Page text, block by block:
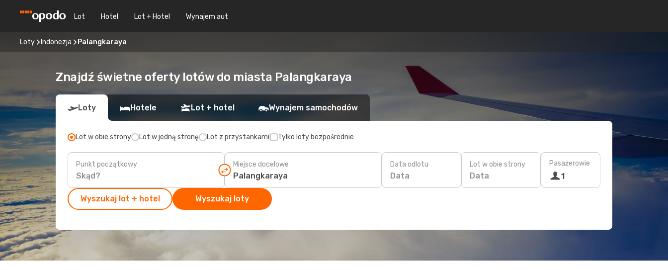
Lot Hotel Lot + Hotel Wynajem aut
Loty Indonezja Palangkaraya
Znajdź świetne oferty lotów do miasta Palangkaraya
Loty Hotele Lot + hotel Wynajem samochodów
Lot w obie strony Lot w jedną stronę Lot z przystankami Tylko loty bezpośrednie
Punkt początkowy Miejsce docelowe Data odlotu
Data
Lot w obie strony
Data
Pasażerowie
1
Wyszukaj lot + hotel Wyszukaj loty